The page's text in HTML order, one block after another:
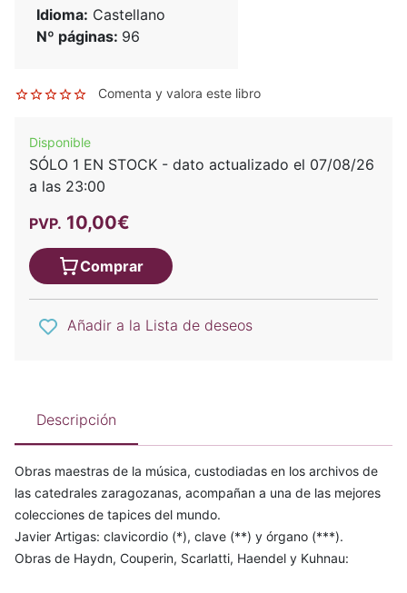
Idioma: Castellano
Nº páginas: 96
Comenta y valora este libro
Disponible
SÓLO 1 EN STOCK - dato actualizado el 07/08/26
a las 23:00
PVP. 10,00€
Comprar
Añadir a la Lista de deseos
Descripción
Obras maestras de la música, custodiadas en los archivos de
las catedrales zaragozanas, acompañan a una de las mejores
colecciones de tapices del mundo.
Javier Artigas: clavicordio (*), clave (**) y órgano (***).
Obras de Haydn, Couperin, Scarlatti, Haendel y Kuhnau: